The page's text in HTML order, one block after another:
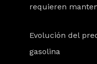
requieren
Evolución del
gasolina